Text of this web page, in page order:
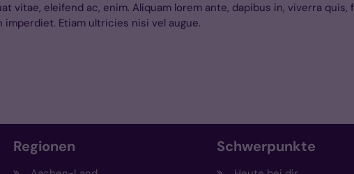
vitae, eleifend ac, enim. Aliquam lorem ante, dapibus in, viverra
Etiam ultricies nisi vel augue.
Regionen Schwerpunkte